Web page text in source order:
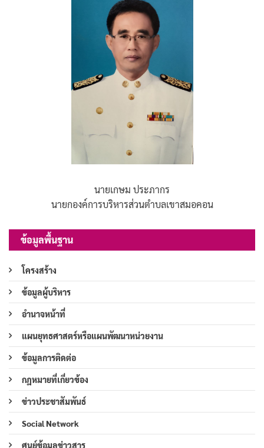
นายเกษม ประภากร
นายกองค์การบริหารส่วนตำบลเขาสมอคอน
ข้อมูลพื้นฐาน
โครงสร้าง
ข้อมูลผู้บริหาร
อำนาจหน้าที่
แผนยุทธศาสตร์หรือแผนพัฒนาหน่วยงาน
ข้อมูลการติดต่อ
กฎหมายที่เกี่ยวข้อง
ข่าวประชาสัมพันธ์
Social Network
ศูนย์ข้อมูลข่าวสาร